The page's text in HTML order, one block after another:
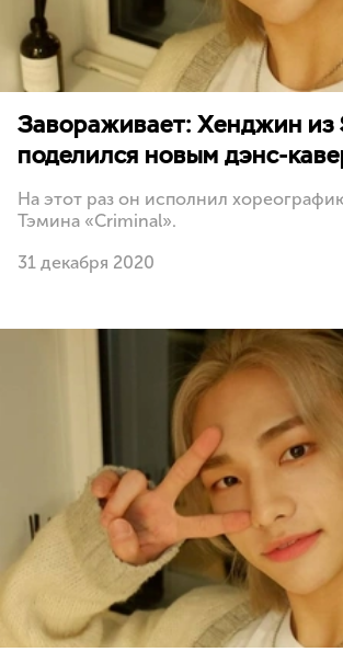
Завораживает: Хенджин из
поделился новым дэнс-
На этот раз он исполнил
Тэмина «Criminal».
31 декабря 2020